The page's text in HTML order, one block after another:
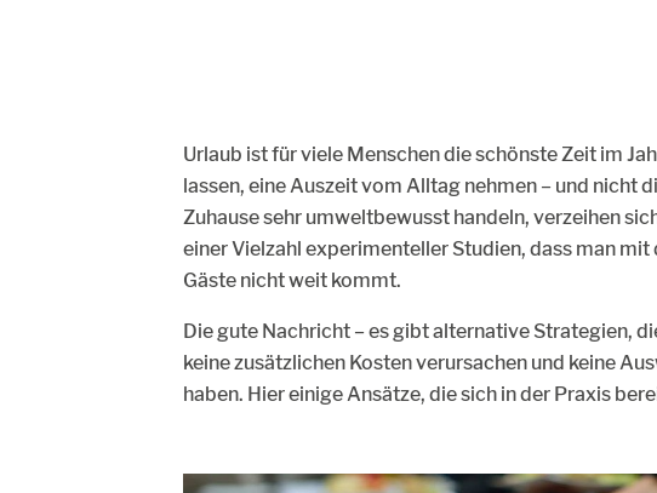
Urlaub ist für viele Menschen die schönste Zeit im
lassen, eine Auszeit vom Alltag nehmen – und nicht
Zuhause sehr umweltbewusst handeln, verzeihen
einer Vielzahl experimenteller Studien, dass man
Gäste nicht weit kommt.
Die gute Nachricht – es gibt alternative Strategien,
keine zusätzlichen Kosten verursachen und keine
haben. Hier einige Ansätze, die sich in der Praxis